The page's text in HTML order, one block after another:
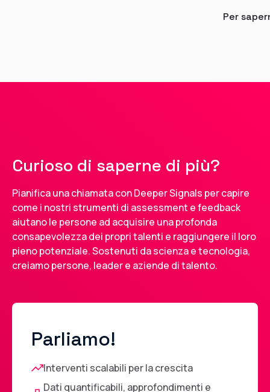
Per
Curioso di saperne di più?
Pianifica una chiamata con Deeper Signals per capire
come i nostri strumenti di assessment e feedback
aiutano le persone ad acquisire una profonda
consapevolezza dei propri talenti e raggiungere il loro
pieno potenziale. Sostenuti da scienza e tecnologia,
creiamo persone, leader e aziende di talento.
Parliamo!
Interventi scalabili per la crescita
Dati quantificabili, approfondimenti e